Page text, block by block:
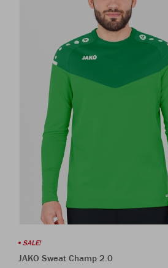
SALE!
JAKO Sweat Champ 2.0